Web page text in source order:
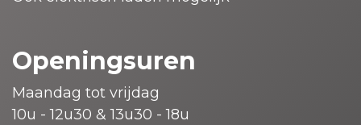
Openingsuren
Maandag tot vrijdag
10u - 12u30 & 13u30 - 18u